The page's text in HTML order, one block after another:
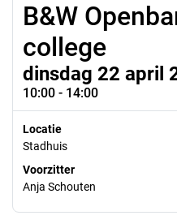
B&W
college
dinsdag 22 april
10:00 - 14:00
Locatie
Stadhuis
Voorzitter
Anja Schouten